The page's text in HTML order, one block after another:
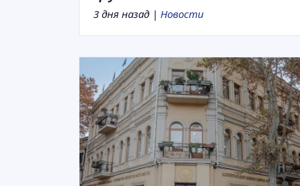
3 дня назад | Новости